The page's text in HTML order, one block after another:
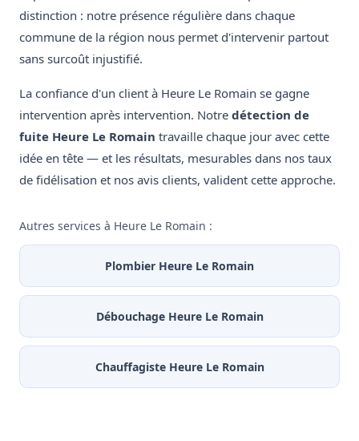
distinction : notre présence régulière dans chaque
commune de la région nous permet d'intervenir partout
sans surcoût injustifié.
La confiance d'un client à Heure Le Romain se gagne
intervention après intervention. Notre détection de
fuite Heure Le Romain travaille chaque jour avec cette
idée en tête — et les résultats, mesurables dans nos taux
de fidélisation et nos avis clients, valident cette approche.
Autres services à Heure Le Romain :
Plombier Heure Le Romain
Débouchage Heure Le Romain
Chauffagiste Heure Le Romain